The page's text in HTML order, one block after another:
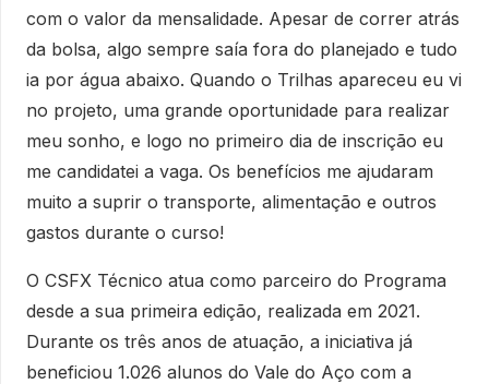
com o valor da mensalidade. Apesar de correr atrás
da bolsa, algo sempre saía fora do planejado e tudo
ia por água abaixo. Quando o Trilhas apareceu eu vi
no projeto, uma grande oportunidade para realizar
meu sonho, e logo no primeiro dia de inscrição eu
me candidatei a vaga. Os benefícios me ajudaram
muito a suprir o transporte, alimentação e outros
gastos durante o curso!
O CSFX Técnico atua como parceiro do Programa
desde a sua primeira edição, realizada em 2021.
Durante os três anos de atuação, a iniciativa já
beneficiou 1.026 alunos do Vale do Aço com a